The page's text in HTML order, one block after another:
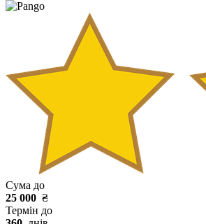
Сума до
25 000 ₴
Термін до